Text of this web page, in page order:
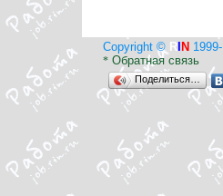
Copyright © R N 1999-
* Обратная связь
Поделиться…